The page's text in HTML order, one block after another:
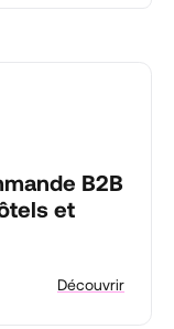
B2B
et
Découvrir